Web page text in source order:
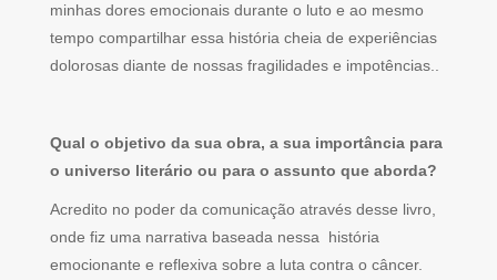
minhas dores emocionais durante o luto e ao mesmo
tempo compartilhar essa história cheia de experiências
dolorosas diante de nossas fragilidades e impotências..
Qual o objetivo da sua obra, a sua importância para
o universo literário ou para o assunto que aborda?
Acredito no poder da comunicação através desse livro,
onde fiz uma narrativa baseada nessa história
emocionante e reflexiva sobre a luta contra o câncer.